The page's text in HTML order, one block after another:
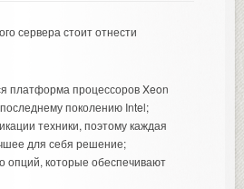
сервера стоит отнести
платформа процессоров Xeon
поколению Intel;
техники, поэтому каждая
для себя решение;
опций, которые обеспечивают